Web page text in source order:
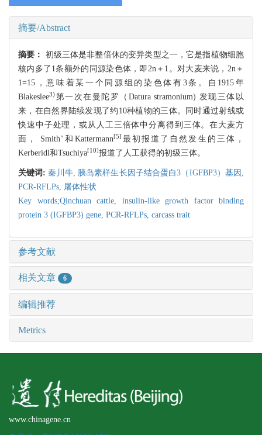
摘要/Abstract
摘要： 初级三体是非整倍休的变异类型之一，它是指植物细胞
核内多了1条额外的同源染色体，即2n＋1。对大麦来说，2n＋
1=15，意味着某一个同源组的染色体有3条。自1915年
Blakeslee3)第一次在曼陀罗（Datura stramonium) 发现三体以
来，在自然界陆续发现了约10种植物的三体。同时通过射线或
快速中子处理，或从人工三倍体中分离得到三体。在大麦方
面， Smith"和Kattermann[5] 最初报道了自然发生的三体，
Kerberidl和Tsuchiya[10]报道了人工获得的初级三体。
关键词:秦川牛,
胰岛素样生长因子结合蛋白3（IGFBP3）基因,
PCR-RFLPs,
屠体性状
Key words;Qinchuan cattle, insulin-like growth factor binding
protein 3 (IGFBP3) gene, PCR-RFLPs, carcass trait
参考文献
相关文章 6
编辑推荐
Metrics
www.chinagene.cn